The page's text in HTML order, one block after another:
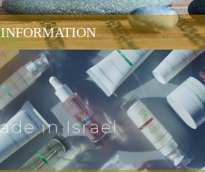
INFORMATION